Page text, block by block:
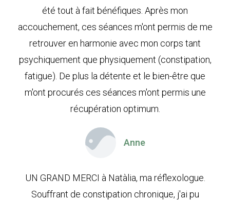
été tout à fait bénéfiques. Après mon
accouchement, ces séances m'ont permis de me
retrouver en harmonie avec mon corps tant
psychiquement que physiquement (constipation,
fatigue). De plus la détente et le bien-être que
m'ont procurés ces séances m'ont permis une
récupération optimum.
Anne
UN GRAND MERCI à Natàlia, ma réflexologue.
Souffrant de constipation chronique, j'ai pu